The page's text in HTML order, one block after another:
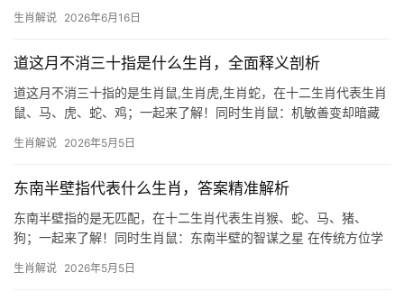
有翎羽飘落般的短暂挫折，但迎风而立的魄力终将扭转乾坤，下半
生肖解说 2026年6月16日
道这月不消三十指是什么生肖，全面释义剖析
道这月不消三十指的是生肖鼠,生肖虎,生肖蛇，在十二生肖代表生肖
鼠、马、虎、蛇、鸡；一起来了解！同时生肖鼠：机敏善变却暗藏
细指，且擅夜间活动，属鼠者天生机敏，但2024年冲太岁，运势吉
生肖解说 2026年5月5日
东南半壁指代表什么生肖，答案精准解析
东南半壁指的是无匹配，在十二生肖代表生肖猴、蛇、马、猪、
狗；一起来了解！同时生肖鼠：东南半壁的智谋之星 在传统方位学
的灵性代表，鼠年出生者天生具备敏锐洞察力，如同《周易》所言
生肖解说 2026年5月5日